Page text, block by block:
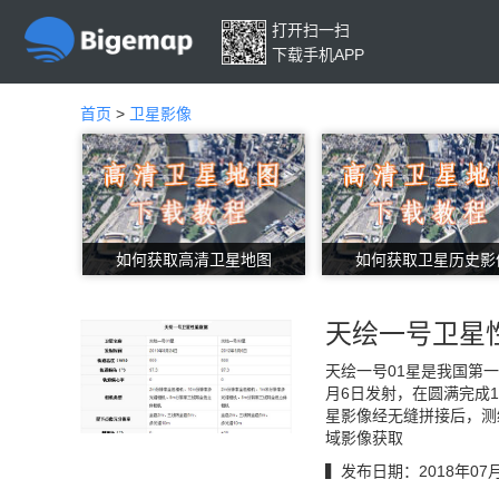
打开扫一扫
下载手机APP
首页 > 卫星影像
如何获取高清卫星地图 如何获取卫星历史影
天绘一号卫星
天绘一号01星是我国第
月6日发射，在圆满完成
星影像经无缝拼接后，
域影像获取
▍发布日期：2018年07